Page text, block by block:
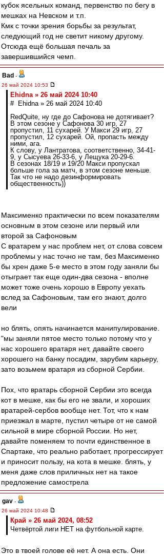
кубок ясельных команд, первенство по бегу в
мешках на Невском и т.п.
Кмк с точки зрения борьбы за результат,
следующий год не светит никому другому.
Отсюда ещё большая печаль за
завершившийся чемп.
Bad -
26 май 2024 10:53
Ehidna » 26 май 2024 10:40
# Ehidna » 26 май 2024 10:40
RedQuite, ну где до Сафонова не дотягивает?
В этом сезоне у Сафонова 30 игр, 27
пропустил, 11 сухарей. У Макси 29 игр, 27
пропустил, 12 сухарей. Ой, пропасть между
ними, ага.
К слову, у Лантратова, соответственно, 34-41-
9, у Сысуева 26-33-6, у Лещука 20-29-6.
В сезонах 18/19 и 19/20 Макси пропускал
больше гола за матч, в этом сезоне меньше.
Так что не надо дезинформировать
общественность))
Максименко практически по всем показателям
основным в этом сезоне или первый или
второй за Сафоновым
С вратарем у нас проблем нет, от слова совсем
проблемы у нас точно не там, без Максименко
бы хрен даже 5-е место в этом году заняли бы
отыграет так еще один-два сезона - вполне
может тоже очень хорошо в Европу уехать
вслед за Сафоновым, там его знают, долго
вели
но блять, опять начинается манипулирование.
"мы заняли пятое место только потому что у
нас хорошего вратаря нет, давайте своего
хорошего на банку посадим, зарубим карьеру,
зато возьмем вратаря из сборной Сербии.
Пох, что вратарь сборной Сербии это всегда
кот в мешке, как бы его не звали, и хороших
вратарей-сербов вообще нет. Тот, что к нам
приезжал в марте, пустил четыре от не самой
сильной в мире сборной России. Но нет,
давайте поменяем то почти единственное в
Спартаке, что реально работает, прогрессирует
и приносит пользу, на кота в мешке. блять, у
меня даже слов приличных нет на такое
предложение самострела
gav -
26 май 2024 10:48
Край » 26 май 2024, 08:52
Четвёртой лиги НЕТ на футбольной карте.
Это в твоей голове её нет. А она есть. Они